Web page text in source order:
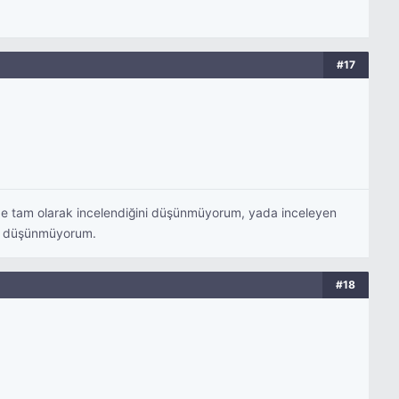
#17
tam olarak incelendiğini düşünmüyorum, yada inceleyen
#18